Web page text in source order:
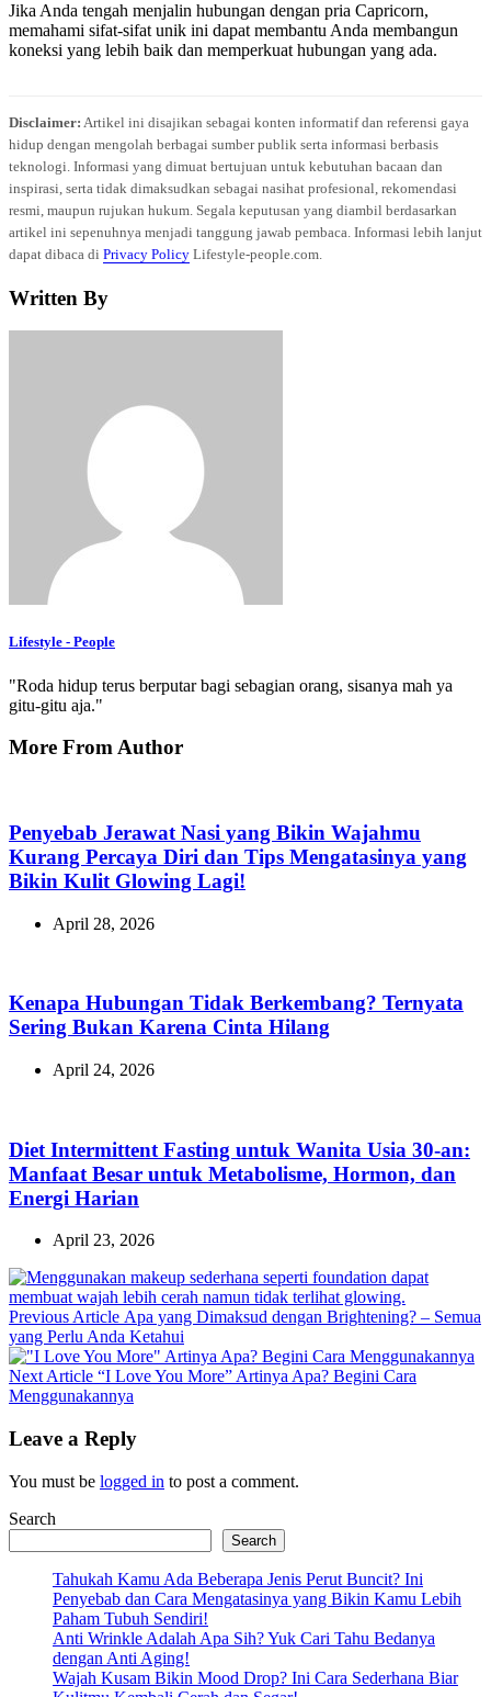
Jika Anda tengah menjalin hubungan dengan pria Capricorn,
memahami sifat-sifat unik ini dapat membantu Anda membangun
koneksi yang lebih baik dan memperkuat hubungan yang ada.
Disclaimer: Artikel ini disajikan sebagai konten informatif dan referensi gaya
hidup dengan mengolah berbagai sumber publik serta informasi berbasis
teknologi. Informasi yang dimuat bertujuan untuk kebutuhan bacaan dan
inspirasi, serta tidak dimaksudkan sebagai nasihat profesional, rekomendasi
resmi, maupun rujukan hukum. Segala keputusan yang diambil berdasarkan
artikel ini sepenuhnya menjadi tanggung jawab pembaca. Informasi lebih lanjut
dapat dibaca di Privacy Policy Lifestyle-people.com.
Written By
Lifestyle - People
"Roda hidup terus berputar bagi sebagian orang, sisanya mah ya
gitu-gitu aja."
More From Author
Penyebab Jerawat Nasi yang Bikin Wajahmu
Kurang Percaya Diri dan Tips Mengatasinya yang
Bikin Kulit Glowing Lagi!
April 28, 2026
Kenapa Hubungan Tidak Berkembang? Ternyata
Sering Bukan Karena Cinta Hilang
April 24, 2026
Diet Intermittent Fasting untuk Wanita Usia 30-an:
Manfaat Besar untuk Metabolisme, Hormon, dan
Energi Harian
April 23, 2026
Previous Article Previous
Post:
Apa yang Dimaksud dengan Brightening? – Semua
yang Perlu Anda Ketahui
Next Article Next
Post:
“I Love You More” Artinya Apa? Begini Cara
Menggunakannya
Leave a Reply
You must be logged in to post a comment.
Search
Search
Tahukah Kamu Ada Beberapa Jenis Perut Buncit? Ini
Penyebab dan Cara Mengatasinya yang Bikin Kamu Lebih
Paham Tubuh Sendiri!
Anti Wrinkle Adalah Apa Sih? Yuk Cari Tahu Bedanya
dengan Anti Aging!
Wajah Kusam Bikin Mood Drop? Ini Cara Sederhana Biar